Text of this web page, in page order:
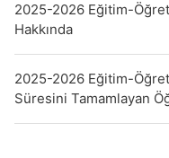
2025-2026 Eğitim-
Hakkında
2025-2026 Eğitim-
Süresini Tamamlayan